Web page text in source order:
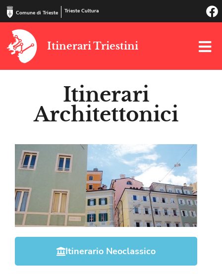
Comune di Trieste Trieste Cultura
Itinerari Triestini
Itinerari
Architettonici
Itinerario Neoclassico